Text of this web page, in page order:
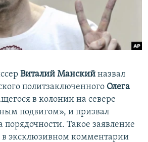
Виталий Манский назвал
политзаключенного Олега
в колонии на севере
подвигом», и призвал
порядочности. Такое заявление
эксклюзивном комментарии